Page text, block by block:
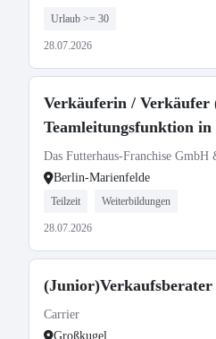
Urlaub >= 30
28.07.2026
Verkäuferin / Verkäufer
Teamleitungsfunktion in
Das Futterhaus-Franchise
Berlin-Marienfelde
Teilzeit Weiterbildungen
28.07.2026
Carrier
Großkugel